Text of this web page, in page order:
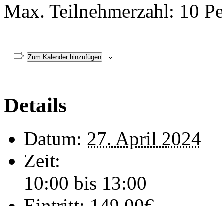
Max. Teilnehmerzahl: 10
Zum Kalender hinzufügen
Details
Datum: 27. April 2024
Zeit:
10:00 bis 13:00